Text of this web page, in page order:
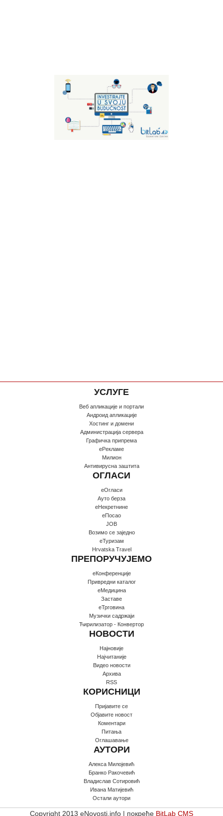
УСЛУГЕ
Веб апликације и портали
Андроид апликације
Хостинг и домени
Администрација сервера
Графичка припрема
еРекламе
Милион
Антивирусна заштита
ОГЛАСИ
еОгласи
Ауто берза
еНекретнине
еПосао
JOB
Возимо се заједно
еТуризам
Hrvatska Travel
ПРЕПОРУЧУЈЕМО
еКонференције
Привредни каталог
еМедицина
Заставе
еТрговина
Музички садржаји
Ћирилизатор - Конвертор
НОВОСТИ
Најновије
Најчитаније
Видео новости
Архива
RSS
КОРИСНИЦИ
Пријавите се
Oбјавите новост
Коментари
Питања
Оглашавање
АУТОРИ
Алекса Милојевић
Бранко Ракочевић
Владислав Сотировић
Ивана Матијевић
Остали аутори
Copyright 2013 eNovosti.info | покреће BitLab CMS